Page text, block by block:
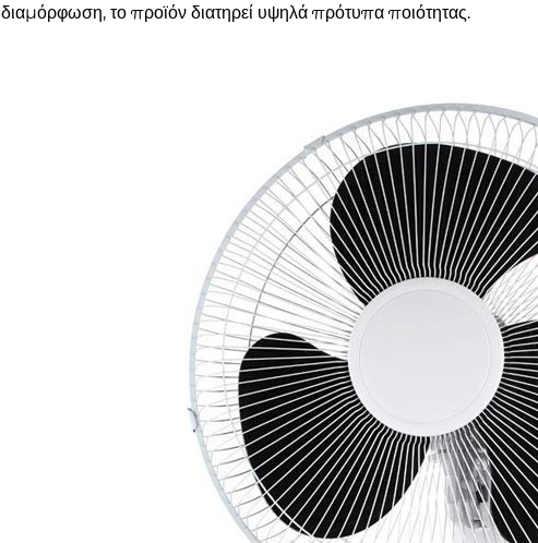
διαμόρφωση, το προϊόν διατηρεί υψηλά πρότυπα ποιότητας.